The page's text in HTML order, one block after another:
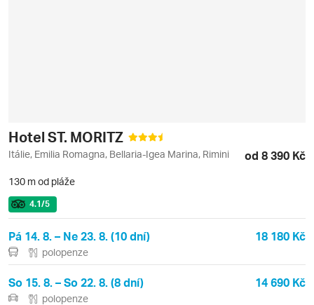
Hotel ST. MORITZ
Itálie, Emilia Romagna, Bellaria-Igea Marina, Rimini od 8 390 Kč
130 m od pláže
4.1/5
Pá 14. 8. – Ne 23. 8. (10 dní) 18 180 Kč
polopenze
So 15. 8. – So 22. 8. (8 dní) 14 690 Kč
polopenze